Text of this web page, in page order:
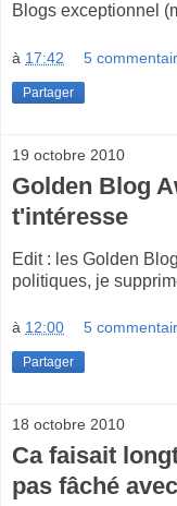
Blogs exceptionnel
à 17:42 5
Partager
19 octobre 2010
Golden Blog
t'intéresse
Edit : les Golden
politiques, je
à 12:00 5
Partager
18 octobre 2010
Ca faisait
pas fâché